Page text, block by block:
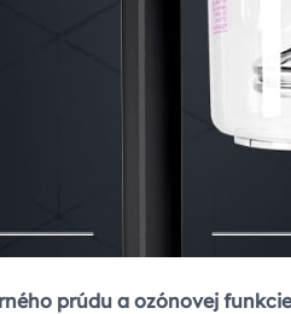
prúdu a ozónovej funkcie